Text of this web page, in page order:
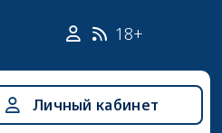
18+
Личный кабинет